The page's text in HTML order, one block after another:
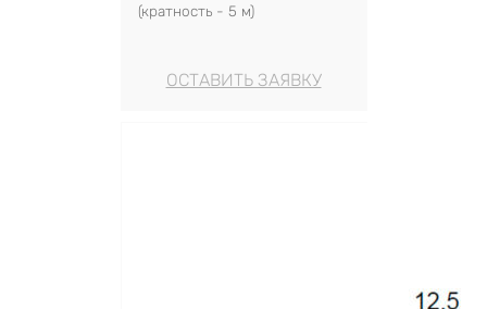
(кратность - 5 м)
ОСТАВИТЬ ЗАЯВКУ